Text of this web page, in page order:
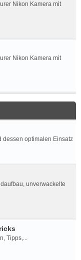
Nikon Kamera mit
Nikon Kamera mit
dessen optimalen Einsatz
unverwackelte
Tipps,...